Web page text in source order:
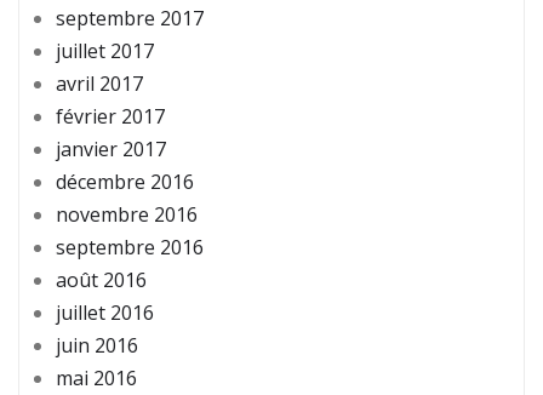
septembre 2017
juillet 2017
avril 2017
février 2017
janvier 2017
décembre 2016
novembre 2016
septembre 2016
août 2016
juillet 2016
juin 2016
mai 2016